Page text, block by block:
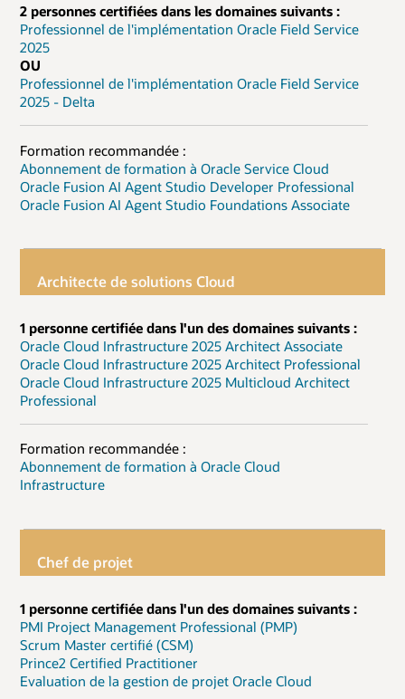
2 personnes certifiées dans les domaines suivants :
Professionnel de l'implémentation Oracle Field Service
2025
OU
Professionnel de l'implémentation Oracle Field Service
2025 - Delta
Formation recommandée :
Abonnement de formation à Oracle Service Cloud
Oracle Fusion AI Agent Studio Developer Professional
Oracle Fusion AI Agent Studio Foundations Associate
Architecte de solutions Cloud
1 personne certifiée dans l'un des domaines suivants :
Oracle Cloud Infrastructure 2025 Architect Associate
Oracle Cloud Infrastructure 2025 Architect Professional
Oracle Cloud Infrastructure 2025 Multicloud Architect
Professional
Formation recommandée :
Abonnement de formation à Oracle Cloud
Infrastructure
Chef de projet
1 personne certifiée dans l'un des domaines suivants :
PMI Project Management Professional (PMP)
Scrum Master certifié (CSM)
Prince2 Certified Practitioner
Evaluation de la gestion de projet Oracle Cloud